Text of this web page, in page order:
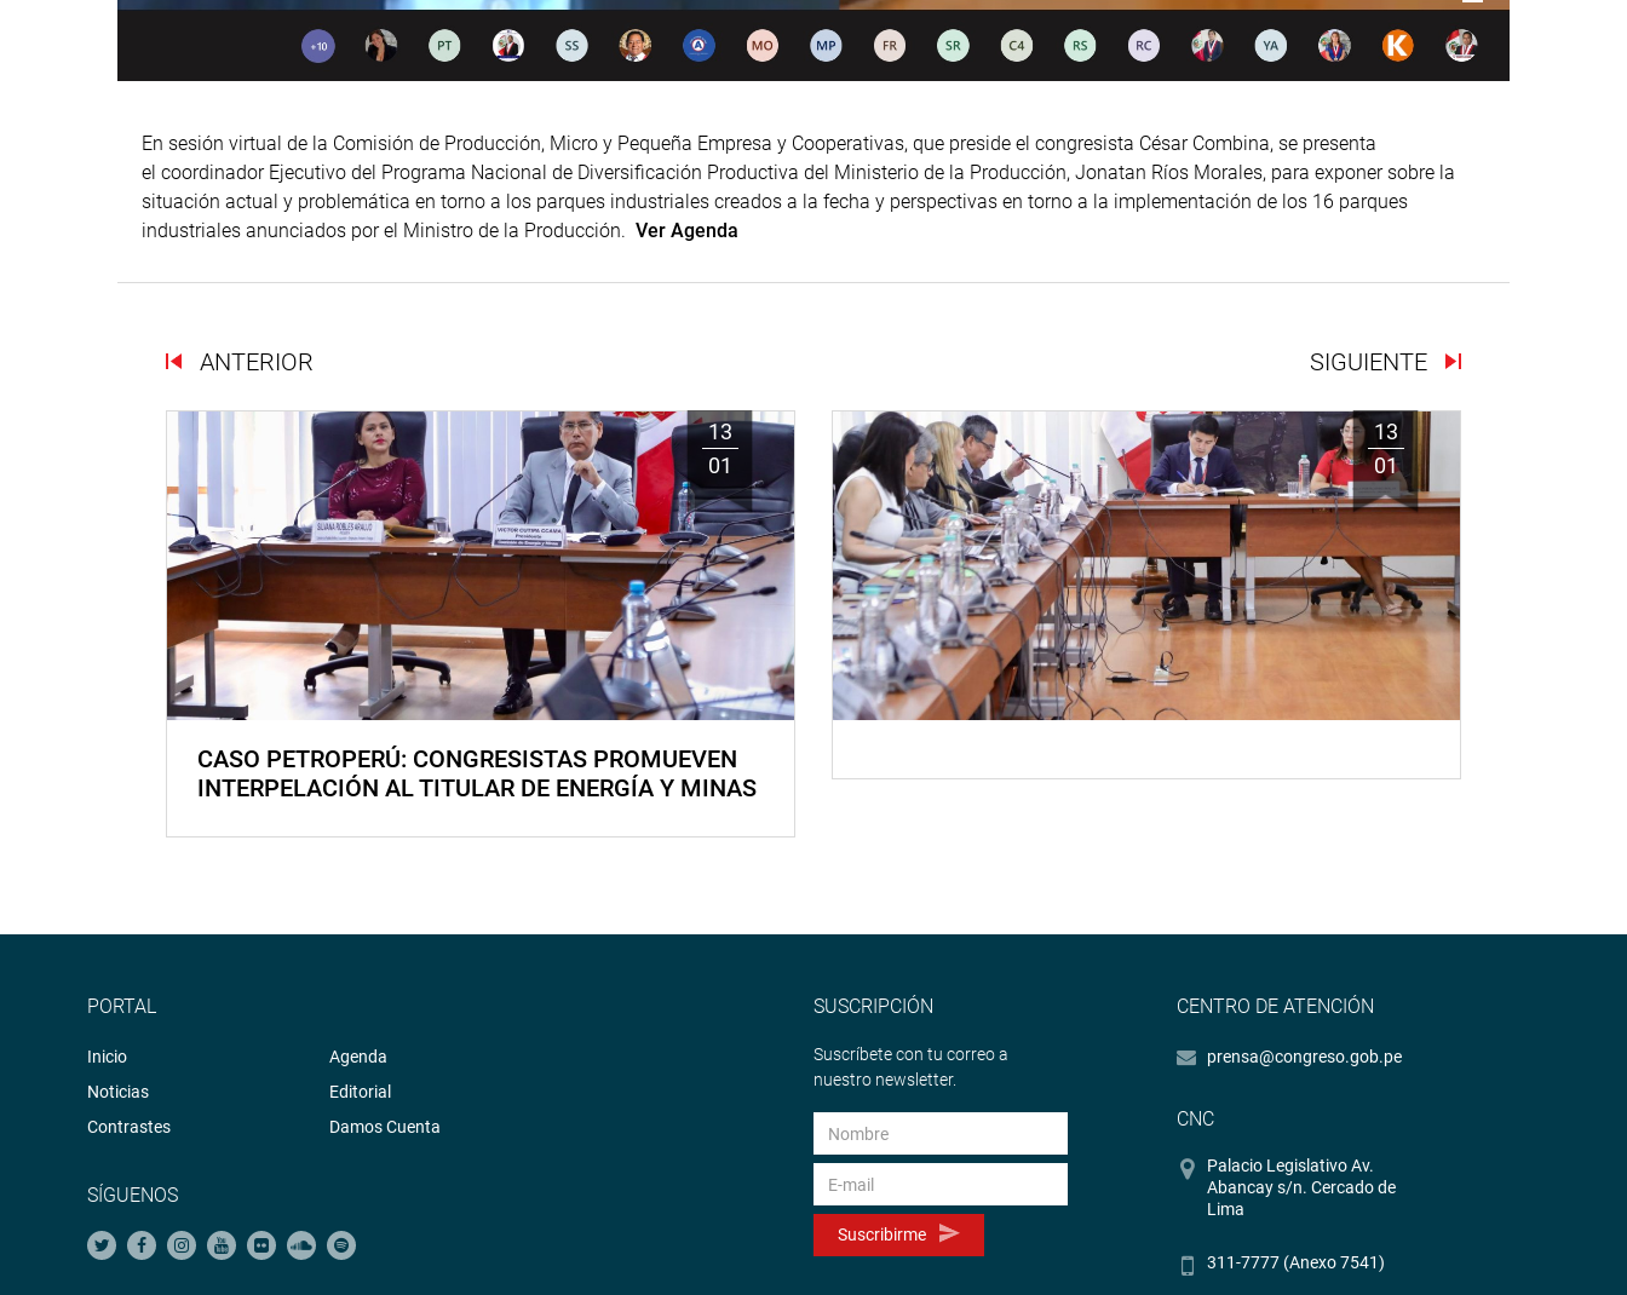
En sesión virtual de la Comisión de Producción, Micro y Pequeña Empresa y Cooperativas, que preside el congresista César Combina, se presenta
el coordinador Ejecutivo del Programa Nacional de Diversificación Productiva del Ministerio de la Producción, Jonatan Ríos Morales, para exponer sobre la
situación actual y problemática en torno a los parques industriales creados a la fecha y perspectivas en torno a la implementación de los 16 parques
industriales anunciados por el Ministro de la Producción. Ver Agenda
ANTERIOR SIGUIENTE
13
01
CASO PETROPERÚ: CONGRESISTAS PROMUEVEN
INTERPELACIÓN AL TITULAR DE ENERGÍA Y MINAS
13
01
PORTAL
Inicio
Noticias
Contrastes
Agenda
Editorial
Damos Cuenta
SÍGUENOS
SUSCRIPCIÓN
Suscríbete con tu correo a
nuestro newsletter.
Suscribirme
CENTRO DE ATENCIÓN
prensa@congreso.gob.pe
CNC
Palacio Legislativo Av.
Abancay s/n. Cercado de
Lima
311-7777 (Anexo 7541)